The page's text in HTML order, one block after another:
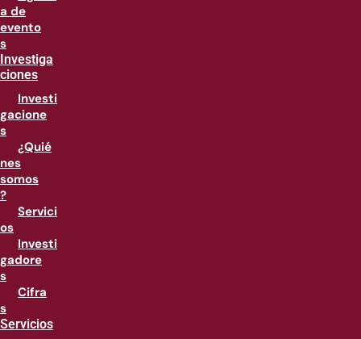
a de
evento
s
Investiga
ciones
Investi
gacione
s
¿Quié
nes
somos
?
Servici
os
Investi
gadore
s
Cifra
s
Servicios